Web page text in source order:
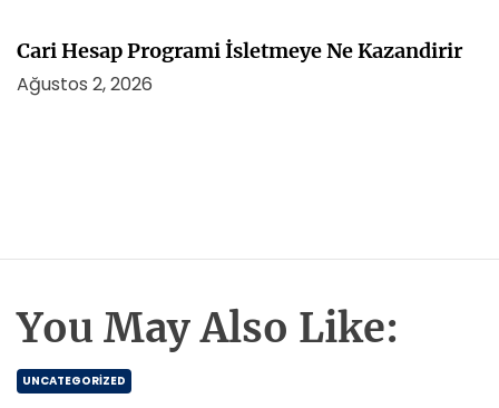
Cari Hesap Programi İsletmeye Ne Kazandirir
Ağustos 2, 2026
You May Also Like:
UNCATEGORIZED